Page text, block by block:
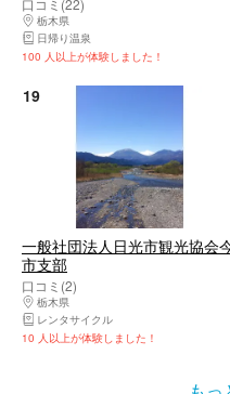
栃木県
日光市・奥日光・中禅寺湖・
日帰り温泉
100 人以上が体験しました！
19
一般社団法人日光市観光協会
市支部
口コミ(2)
栃木県
日光市・奥日光・中禅寺湖・
レンタサイクル
10 人以上が体験しました！